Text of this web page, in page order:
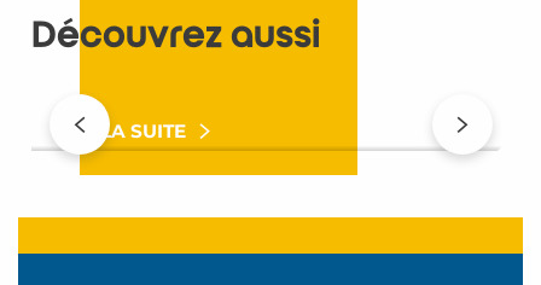
Découvrez aussi
LIRE LA SUITE